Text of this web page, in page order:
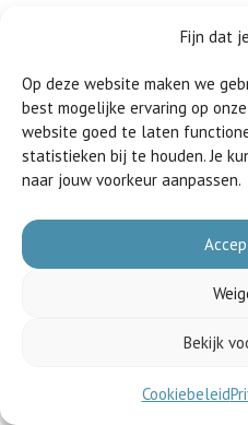
Fijn dat
Op deze website maken we
best mogelijke ervaring op
website goed te laten
statistieken bij te houden. Je
naar jouw voorkeur aanpassen.
Bekijk
Cookiebeleid
website.
Gebruik je inloggegevens
eigen extranet (rechts in de
coördinator.